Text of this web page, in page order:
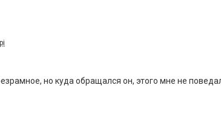
но куда обращался он, этого мне не